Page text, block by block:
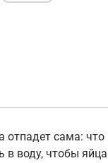
отпадет сама: что
в воду, чтобы яйца